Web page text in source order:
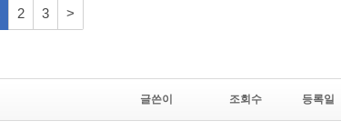
글쓴이 조회수 등록일